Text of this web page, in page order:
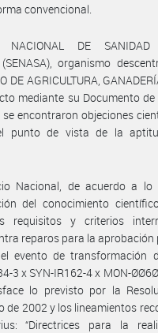
convencional.
NACIONAL DE
(SENASA), organismo
DE AGRICULTURA,
mediante su Documento de
se encontraron objeciones
punto de vista de la
Nacional, de acuerdo a lo
del conocimiento
requisitos y criterios
reparos para la
evento de transformación
3 x SYN-IR162-4 x MON-
lo previsto por la
de 2002 y los lineamientos
“Directrices para la